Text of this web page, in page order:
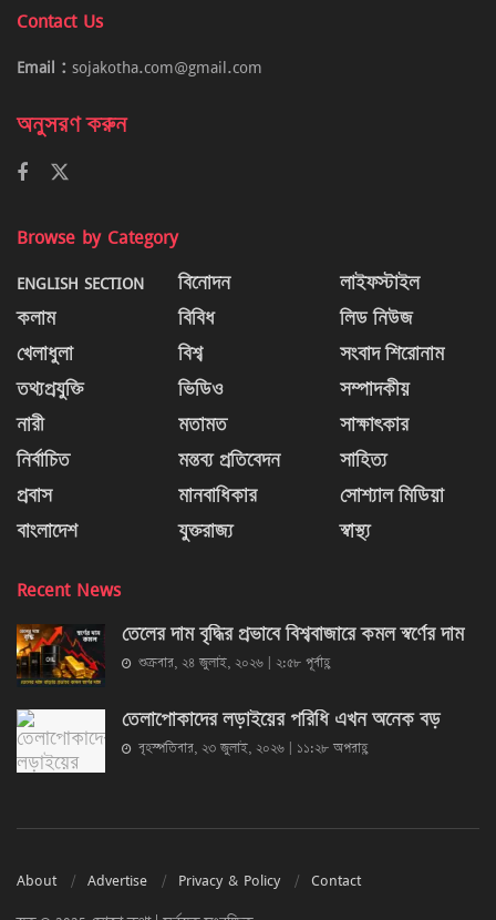
Contact Us
Email : sojakotha.com@gmail.com
অনুসরণ করুন
Browse by Category
ENGLISH SECTION
কলাম
খেলাধুলা
তথ্যপ্রযুক্তি
নারী
নির্বাচিত
প্রবাস
বাংলাদেশ
বিনোদন
বিবিধ
বিশ্ব
ভিডিও
মতামত
মন্তব্য প্রতিবেদন
মানবাধিকার
যুক্তরাজ্য
লাইফস্টাইল
লিড নিউজ
সংবাদ শিরোনাম
সম্পাদকীয়
সাক্ষাৎকার
সাহিত্য
সোশ্যাল মিডিয়া
স্বাস্থ্য
Recent News
তেলের দাম বৃদ্ধির প্রভাবে বিশ্ববাজারে কমল স্বর্ণের দাম
শুক্রবার, ২৪ জুলাই, ২০২৬ | ২:৫৮ পূর্বাহ্ণ
তেলাপোকাদের লড়াইয়ের পরিধি এখন অনেক বড়
বৃহস্পতিবার, ২৩ জুলাই, ২০২৬ | ১১:২৮ অপরাহ্ণ
About Advertise Privacy & Policy Contact